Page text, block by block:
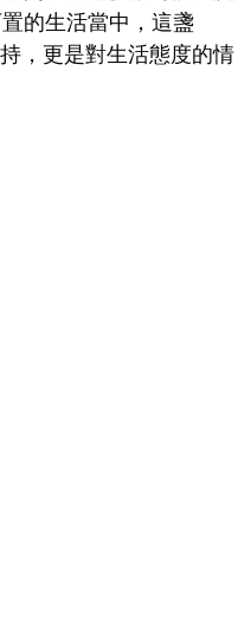
的生活當中，這盞
，更是對生活態度的情